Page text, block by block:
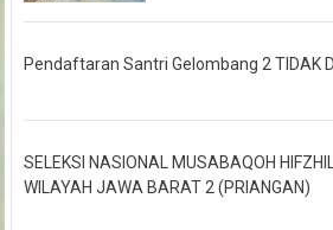
Pendaftaran Santri Gelombang 2 TIDAK
SELEKSI NASIONAL MUSABAQOH
WILAYAH JAWA BARAT 2 (PRIANGAN)